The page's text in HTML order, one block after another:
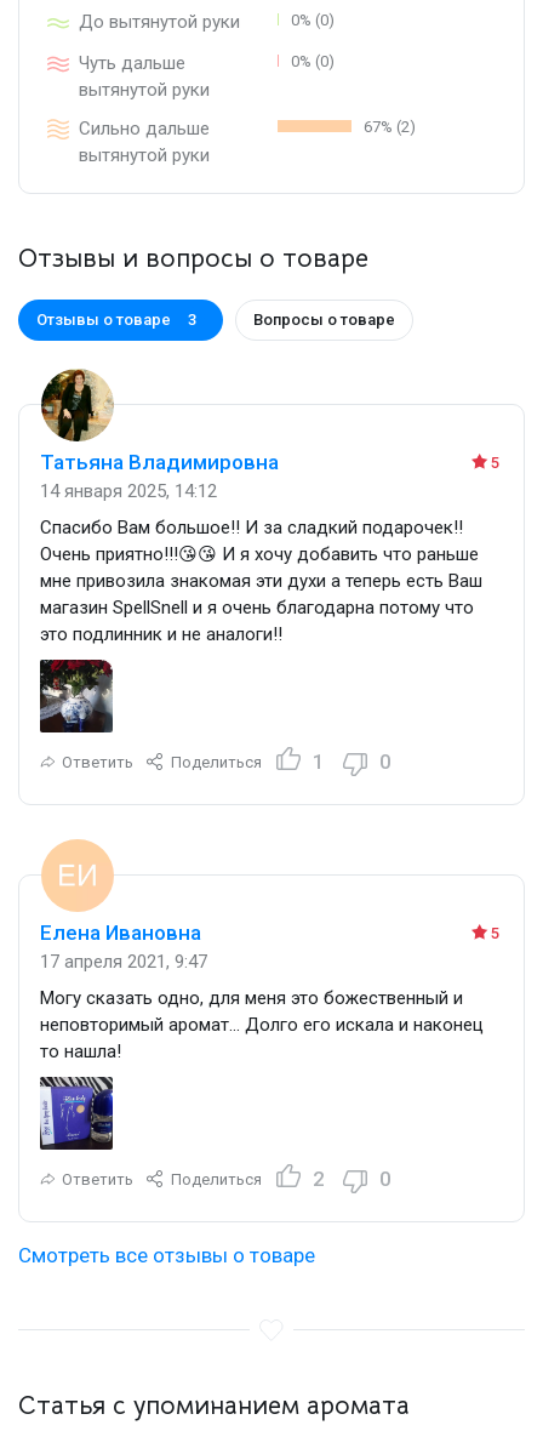
До вытянутой руки 0% (0)
Чуть дальше
вытянутой руки
0% (0)
Сильно дальше
вытянутой руки
67% (2)
Отзывы и вопросы о товаре
Отзывы о товаре 3 Вопросы о товаре
5
Татьяна Владимировна
14 января 2025, 14:12
Спасибо Вам большое!! И за сладкий подарочек!!
Очень приятно!!!😘😘 И я хочу добавить что раньше
мне привозила знакомая эти духи а теперь есть Ваш
магазин SpellSnell и я очень благодарна потому что
это подлинник и не аналоги!!
Ответить Поделиться 1 0
5
Елена Ивановна
17 апреля 2021, 9:47
Могу сказать одно, для меня это божественный и
неповторимый аромат... Долго его искала и наконец
то нашла!
Ответить Поделиться 2 0
Смотреть все отзывы о товаре
Статья с упоминанием аромата